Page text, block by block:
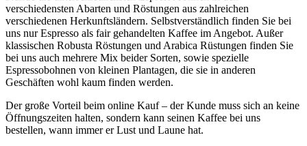
verschiedensten Abarten und Röstungen aus zahlreichen
verschiedenen Herkunftsländern. Selbstverständlich finden Sie bei
uns nur Espresso als fair gehandelten Kaffee im Angebot. Außer
klassischen Robusta Röstungen und Arabica Rüstungen finden Sie
bei uns auch mehrere Mix beider Sorten, sowie spezielle
Espressobohnen von kleinen Plantagen, die sie in anderen
Geschäften wohl kaum finden werden.
Der große Vorteil beim online Kauf – der Kunde muss sich an keine
Öffnungszeiten halten, sondern kann seinen Kaffee bei uns
bestellen, wann immer er Lust und Laune hat.